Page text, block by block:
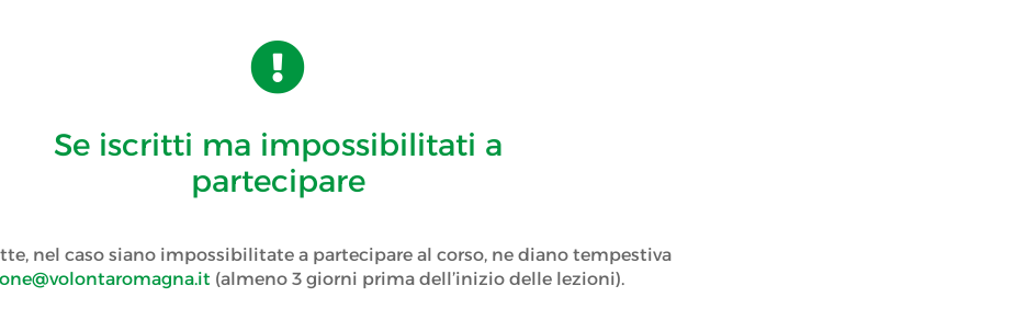

Se iscritti ma impossibilitati a
partecipare
nel caso siano impossibilitate a partecipare al corso, ne diano tempestiva
(almeno 3 giorni prima dell’inizio delle lezioni).